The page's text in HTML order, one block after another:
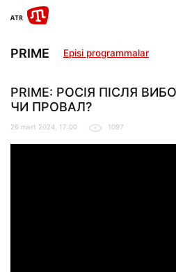
PRIME Episi programmalar
PRIME: РОСІЯ ПІСЛЯ
ЧИ ПРОВАЛ?
26 mart 2024, 17:00 1097